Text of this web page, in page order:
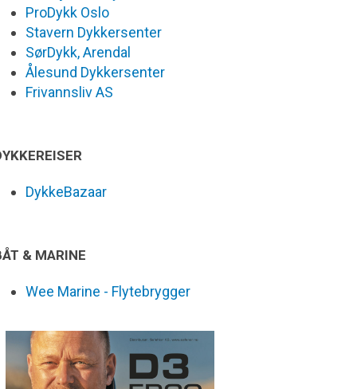
ProDykk Oslo
Stavern Dykkersenter
SørDykk, Arendal
Ålesund Dykkersenter
Frivannsliv AS
DykkeBazaar
& MARINE
Wee Marine - Flytebrygger